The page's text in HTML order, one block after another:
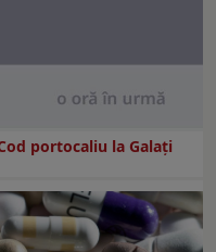
portocaliu la Galaţi